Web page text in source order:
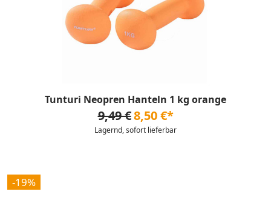
Tunturi Neopren Hanteln 1 kg orange
9,49 €8,50 €*
Lagernd, sofort lieferbar
-19%